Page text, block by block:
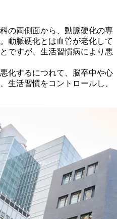
の両側面から、動脈硬化の専
動脈硬化とは血管が老化して
ですが、生活習慣病により悪
化するにつれて、脳卒中や心
生活習慣をコントロールし、